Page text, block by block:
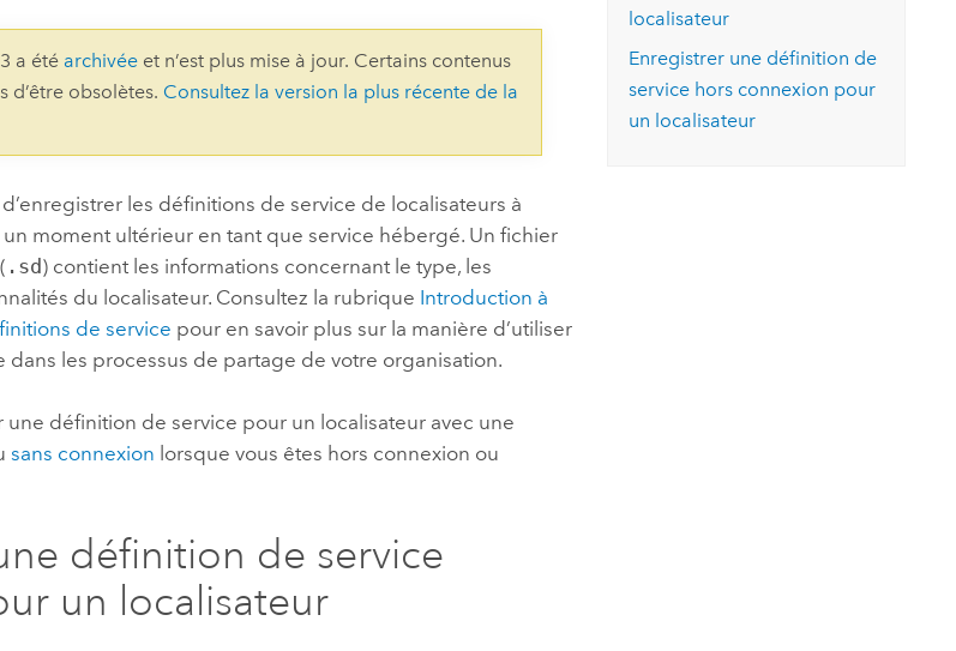
Découvrir ArcGIS Pro
Explorer ce cours
professionnels et
technologiques
perspectives et
tendances de
l’univers
Tous les récits
Lire le récit
a été archivée et n’est plus mise à jour. Certains contenus
d’être obsolètes. Consultez la version la plus récente de la
les définitions de service de localisateurs à
moment ultérieur en tant que service hébergé. Un fichier
.sd) contient les informations concernant le type, les
du localisateur. Consultez la rubrique Introduction à
de service pour en savoir plus sur la manière d’utiliser
dans les processus de partage de votre organisation.
une définition de service pour un localisateur avec une
sans connexion lorsque vous êtes hors connexion ou
définition de service
un localisateur
localisateur
Enregistrer une définition de
service hors connexion pour
un localisateur